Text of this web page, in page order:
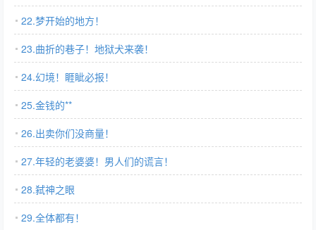
22.梦开始的地方！
23.曲折的巷子！地狱犬来袭！
24.幻境！睚眦必报！
25.金钱的**
26.出卖你们没商量！
27.年轻的老婆婆！男人们的谎言！
28.弑神之眼
29.全体都有！